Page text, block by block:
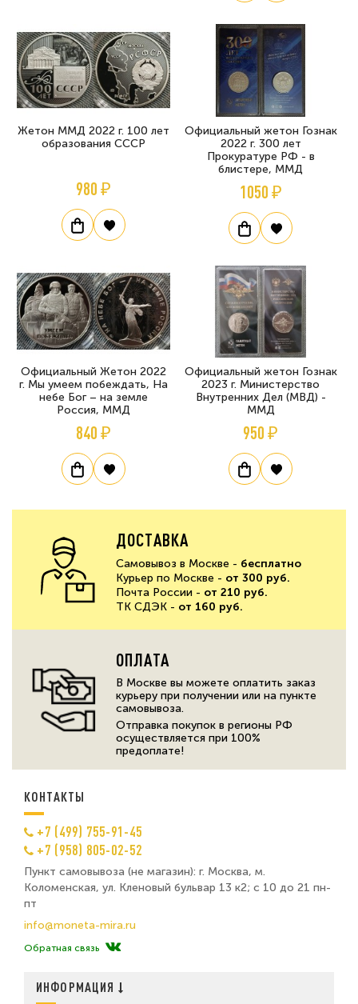
Жетон ММД 2022 г. 100 лет
образования СССР
980 ₽
Официальный жетон Гознак
2022 г. 300 лет
Прокуратуре РФ - в
блистере, ММД
1050 ₽
Официальный Жетон 2022
г. Мы умеем побеждать, На
небе Бог – на земле
Россия, ММД
840 ₽
Официальный жетон Гознак
2023 г. Министерство
Внутренних Дел (МВД) -
ММД
950 ₽
ДОСТАВКА
Самовывоз в Москве - бесплатно
Курьер по Москве - от 300 руб.
Почта России - от 210 руб.
ТК СДЭК - от 160 руб.
ОПЛАТА
В Москве вы можете оплатить заказ
курьеру при получении или на пункте
самовывоза.
Отправка покупок в регионы РФ
осуществляется при 100%
предоплате!
КОНТАКТЫ
+7 (499) 755-91-45
+7 (958) 805-02-52
Пункт самовывоза (не магазин): г. Москва, м.
Коломенская, ул. Кленовый бульвар 13 к2; с 10 до 21 пн-
пт
info@moneta-mira.ru
Обратная связь
ИНФОРМАЦИЯ